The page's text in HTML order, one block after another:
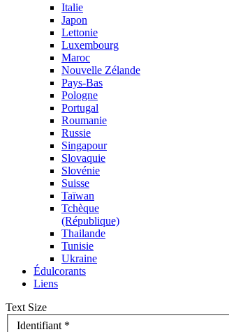
Italie
Japon
Lettonie
Luxembourg
Maroc
Nouvelle Zélande
Pays-Bas
Pologne
Portugal
Roumanie
Russie
Singapour
Slovaquie
Slovénie
Suisse
Taïwan
Tchèque
(République)
Thailande
Tunisie
Ukraine
Édulcorants
Liens
Text Size
Identifiant *